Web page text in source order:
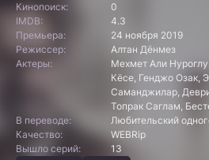
Кинопоиск:
0
IMDB:
4.3
Премьера:
24 ноября 2019
Режиссер:
Алтан Дёнмез
Актеры:
Мехмет Али
Кёсе, Генджо Озак,
Саманджилар,
Топрак Саглам,
В переводе:
Любительский
Качество:
WEBRip
Вышло серий:
13